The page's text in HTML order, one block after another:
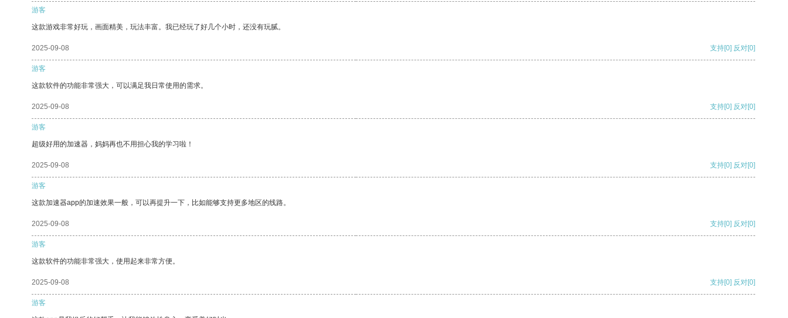
游客
这款游戏非常好玩，画面精美，玩法丰富。我已经玩了好几个小时，还没有玩腻。
2025-09-08 支持[0] 反对[0]
游客
这款软件的功能非常强大，可以满足我日常使用的需求。
2025-09-08 支持[0] 反对[0]
游客
超级好用的加速器，妈妈再也不用担心我的学习啦！
2025-09-08 支持[0] 反对[0]
游客
这款加速器app的加速效果一般，可以再提升一下，比如能够支持更多地区的线路。
2025-09-08 支持[0] 反对[0]
游客
这款软件的功能非常强大，使用起来非常方便。
2025-09-08 支持[0] 反对[0]
游客